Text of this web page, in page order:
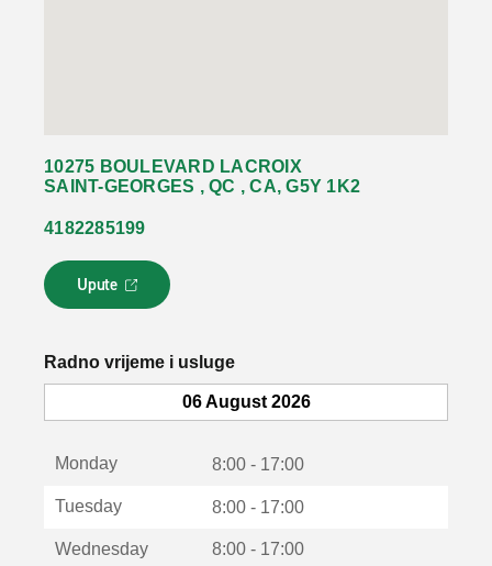
10275 BOULEVARD LACROIX
SAINT-GEORGES , QC , CA, G5Y 1K2
4182285199
Upute
L
i
k
o
u
Radno vrijeme i usluge
06 August 2026
Monday 8:00 - 17:00
Tuesday 8:00 - 17:00
Wednesday 8:00 - 17:00